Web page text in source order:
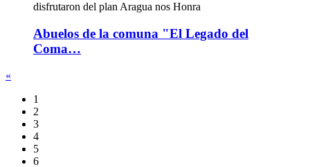
Abuelos de la comuna "El Legado del
Coma…
«
1
2
3
4
5
6